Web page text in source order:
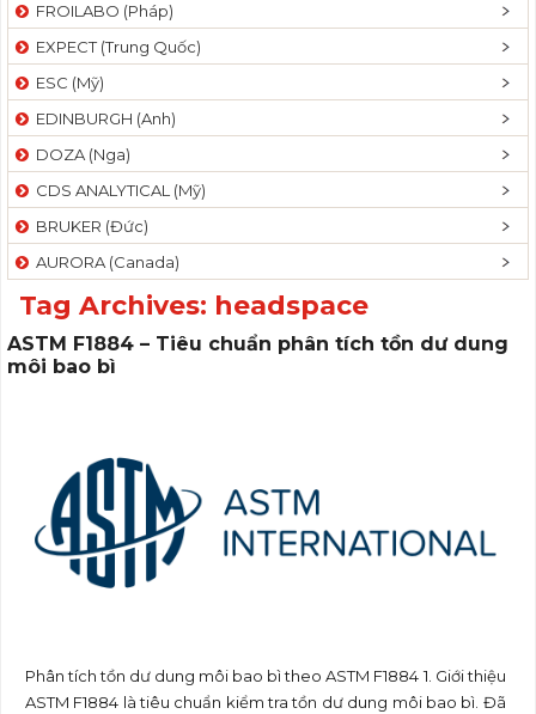
FROILABO (Pháp)
EXPECT (Trung Quốc)
ESC (Mỹ)
EDINBURGH (Anh)
DOZA (Nga)
CDS ANALYTICAL (Mỹ)
BRUKER (Đức)
AURORA (Canada)
Tag Archives: headspace
ASTM F1884 – Tiêu chuẩn phân tích tồn dư dung
môi bao bì
Phân tích tồn dư dung môi bao bì theo ASTM F1884 1. Giới thiệu
ASTM F1884 là tiêu chuẩn kiểm tra tồn dư dung môi bao bì. Đã